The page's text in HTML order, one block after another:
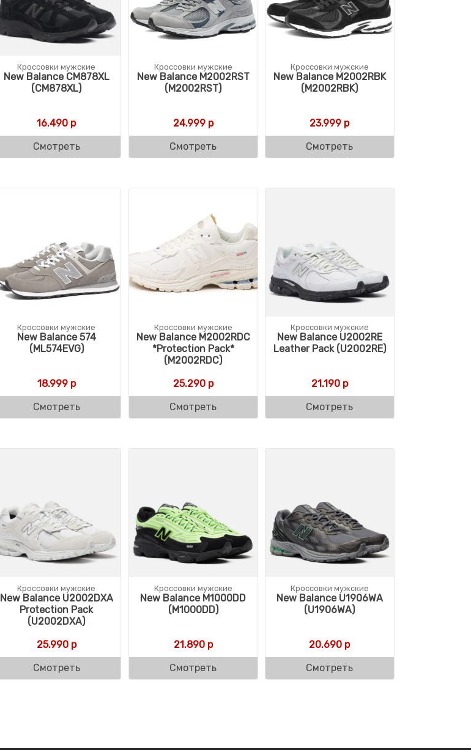
Кроссовки мужские
New Balance CM878XL
(CM878XL)
16.490 р
Смотреть
Кроссовки мужские
New Balance M2002RST
(M2002RST)
24.999р
Смотреть
Кроссовки мужские
New Balance M2002RBK
(M2002RBK)
23.999 р
Смотреть
Кроссовки мужские
New Balance 574
(ML574EVG)
18.999р
Смотреть
Кроссовки мужские
New Balance M2002RDC
*Protection Pack*
(M2002RDC)
25.290р
Смотреть
Кроссовки мужские
New Balance U2002RE
Leather Pack (U2002RE)
21.190р
Смотреть
Кроссовки мужские
New Balance U2002DXA
Protection Pack
(U2002DXA)
25.990р
Смотреть
Кроссовки мужские
New Balance M1000DD
(M1000DD)
21.890р
Смотреть
Кроссовки мужские
New Balance U1906WA
(U1906WA)
20.690 р
Смотреть